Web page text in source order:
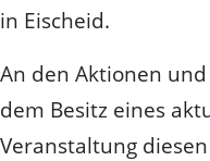
in Eischeid.
An den Aktionen
dem Besitz eines
Veranstaltung